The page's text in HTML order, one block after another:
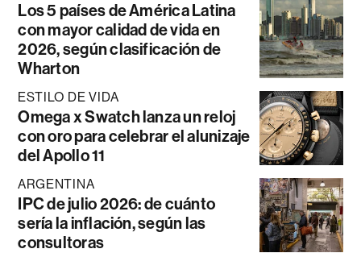
Los 5 países de América Latina
con mayor calidad de vida en
2026, según clasificación de
Wharton
ESTILO DE VIDA
Omega x Swatch lanza un reloj
con oro para celebrar el alunizaje
del Apollo 11
ARGENTINA
IPC de julio 2026: de cuánto
sería la inflación, según las
consultoras